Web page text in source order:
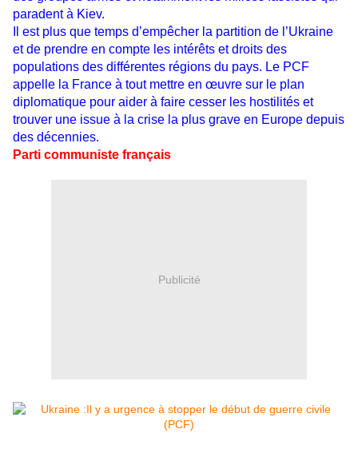
paradent à Kiev.
Il est plus que temps d’empêcher la partition de l’Ukraine
et de prendre en compte les intérêts et droits des
populations des différentes régions du pays. Le PCF
appelle la France à tout mettre en œuvre sur le plan
diplomatique pour aider à faire cesser les hostilités et
trouver une issue à la crise la plus grave en Europe depuis
des décennies.
Parti communiste français
Publicité